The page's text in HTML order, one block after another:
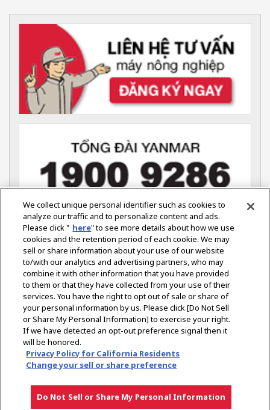
YANMAR VIỆT NAM (Nông nghiệp)
Tầng 7, Tòa Nhà ITAXA,
126 Nguyễn Thị Minh Khai,
Phường Võ Thị Sáu,
Quận 3, Thành phố Hồ Chí Minh
Select Region
Chính Sách Riêng Tư Política de cookies
Điều Khoản Sử Dụng
Copyright © YANMAR HOLDINGS CO., LTD. All rights reserved.
We collect unique personal identifier such as cookies to
analyze our traffic and to personalize content and ads.
Please click " here" to see more details about how we use
cookies and the retention period of each cookie. We may
sell or share information about your use of our website
to/with our analytics and advertising partners, who may
combine it with other information that you have provided
to them or that they have collected from your use of their
services. You have the right to opt out of sale or share of
your personal information by us. Please click [Do Not Sell
or Share My Personal Information] to exercise your right.
If we have detected an opt-out preference signal then it
will be honored.
Privacy Policy for California Residents
Change your sell or share preference
Do Not Sell or Share My Personal Information